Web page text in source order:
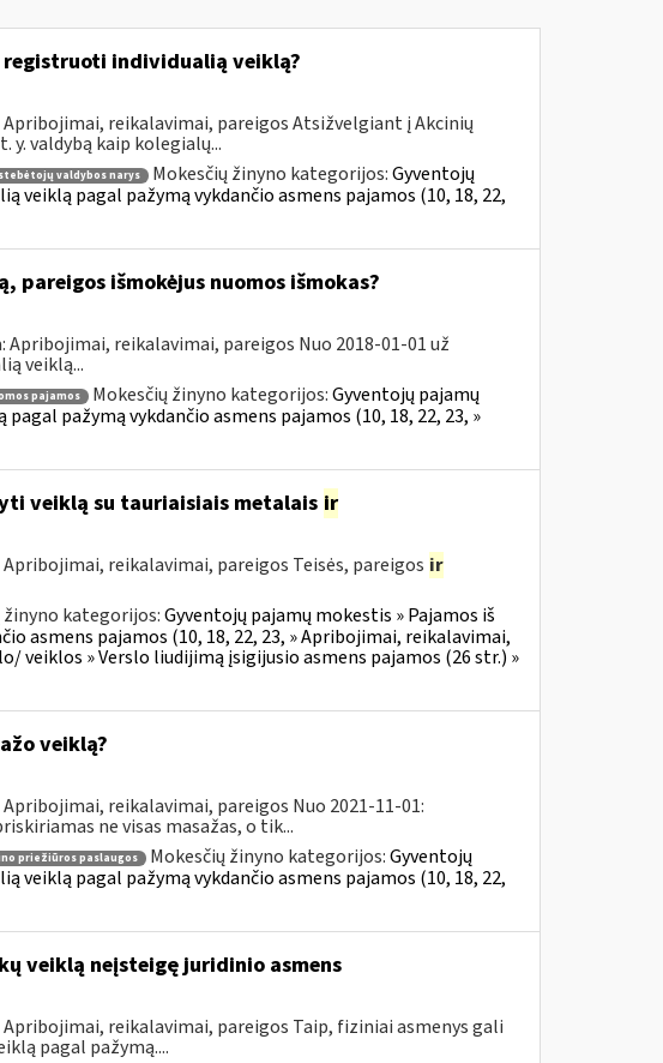
individualią veiklą?
reikalavimai, pareigos Atsižvelgiant į Akcinių
valdybą kaip kolegialų...
stebėtojų valdybos narys Mokesčių žinyno kategorijos:Gyventojų
veiklą pagal pažymą vykdančio asmens pajamos (10, 18, 22,
išmokėjus nuomos išmokas?
reikalavimai, pareigos Nuo 2018-01-01 už
veiklą...
pajamos Mokesčių žinyno kategorijos:Gyventojų pajamų
pažymą vykdančio asmens pajamos (10, 18, 22, 23, »
veiklą su tauriaisiais metalais ir
reikalavimai, pareigos Teisės, pareigos ir
žinyno kategorijos:Gyventojų pajamų mokestis » Pajamos iš
asmens pajamos (10, 18, 22, 23, » Apribojimai, reikalavimai,
veiklos » Verslo liudijimą įsigijusio asmens pajamos (26 str.) »
veiklą?
reikalavimai, pareigos Nuo 2021-11-01:
ne visas masažas, o tik...
priežiūros paslaugos Mokesčių žinyno kategorijos:Gyventojų
veiklą pagal pažymą vykdančio asmens pajamos (10, 18, 22,
veiklą neįsteigę juridinio asmens
reikalavimai, pareigos Taip, fiziniai asmenys gali
pagal pažymą....